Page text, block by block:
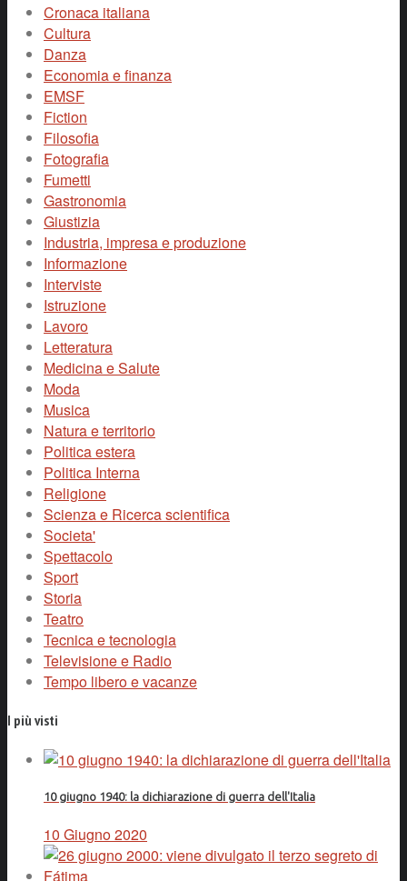
Cronaca italiana
Cultura
Danza
Economia e finanza
EMSF
Fiction
Filosofia
Fotografia
Fumetti
Gastronomia
Giustizia
Industria, impresa e produzione
Informazione
Interviste
Istruzione
Lavoro
Letteratura
Medicina e Salute
Moda
Musica
Natura e territorio
Politica estera
Politica Interna
Religione
Scienza e Ricerca scientifica
Societa'
Spettacolo
Sport
Storia
Teatro
Tecnica e tecnologia
Televisione e Radio
Tempo libero e vacanze
I più visti
10 giugno 1940: la dichiarazione di guerra dell'Italia
10 Giugno 2020